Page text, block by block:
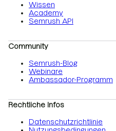
Wissen
Academy
Semrush API
Community
Semrush-Blog
Webinare
Ambassador-Programm
Rechtliche Infos
Datenschutzrichtlinie